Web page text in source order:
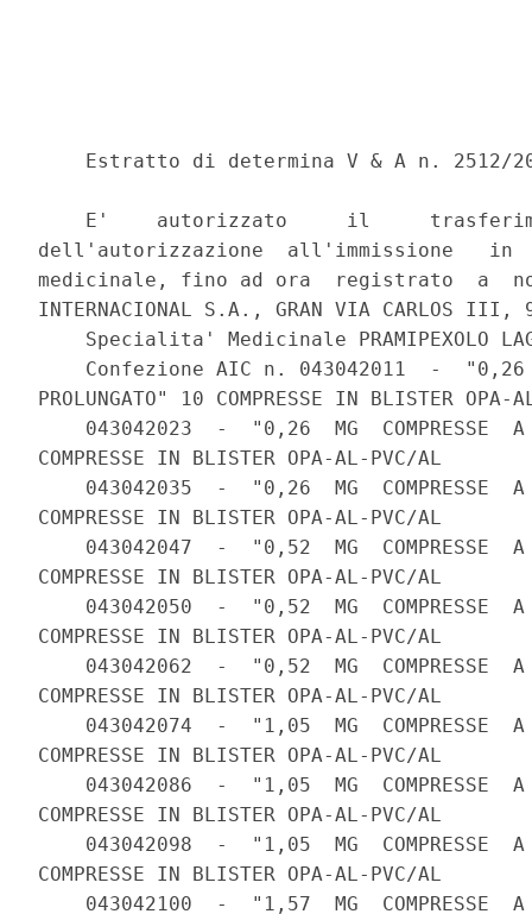
Estratto di determina V & A n. 2512/
E'    autorizzato     il
dell'autorizzazione  all'immissione   in
medicinale, fino ad ora  registrato  a
INTERNACIONAL S.A., GRAN VIA CARLOS III,
Specialita' Medicinale PRAMIPEXOLO
Confezione AIC n. 043042011  -
PROLUNGATO" 10 COMPRESSE IN BLISTER
043042023  -  "0,26  MG  COMPRESSE
COMPRESSE IN BLISTER OPA-AL-PVC/AL
043042035  -  "0,26  MG  COMPRESSE
COMPRESSE IN BLISTER OPA-AL-PVC/AL
043042047  -  "0,52  MG  COMPRESSE
COMPRESSE IN BLISTER OPA-AL-PVC/AL
043042050  -  "0,52  MG  COMPRESSE
COMPRESSE IN BLISTER OPA-AL-PVC/AL
043042062  -  "0,52  MG  COMPRESSE
COMPRESSE IN BLISTER OPA-AL-PVC/AL
043042074  -  "1,05  MG  COMPRESSE
COMPRESSE IN BLISTER OPA-AL-PVC/AL
043042086  -  "1,05  MG  COMPRESSE
COMPRESSE IN BLISTER OPA-AL-PVC/AL
043042098  -  "1,05  MG  COMPRESSE
COMPRESSE IN BLISTER OPA-AL-PVC/AL
043042100  -  "1,57  MG  COMPRESSE